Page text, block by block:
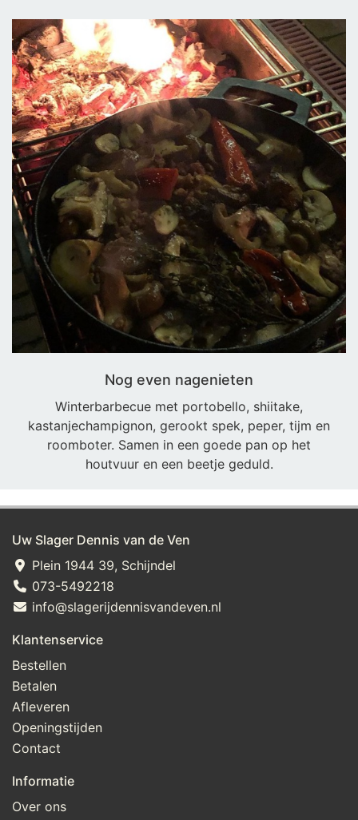
Nog even nagenieten
Winterbarbecue met portobello, shiitake,
kastanjechampignon, gerookt spek, peper, tijm en
roomboter. Samen in een goede pan op het
houtvuur en een beetje geduld.
Uw Slager Dennis van de Ven
Plein 1944 39, Schijndel
073-5492218
info@slagerijdennisvandeven.nl
Klantenservice
Bestellen
Betalen
Afleveren
Openingstijden
Contact
Informatie
Over ons